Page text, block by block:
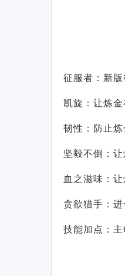
征服者：新版
凯旋：让炼金
韧性：防止
坚毅不倒：
血之滋味：
贪欲猎手：进
技能加点：主